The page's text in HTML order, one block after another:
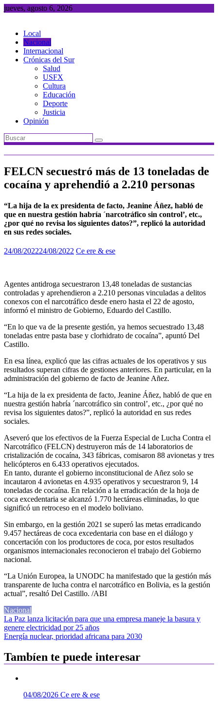
Saltar
jueves, agosto 6, 2026
Local
Nacional
Internacional
Crónicas del Sur
Salud
USFX
Cultura
Educación
Deporte
Justicia
Opinión
FELCN secuestró más de 13 toneladas de
cocaína y aprehendió a 2.210 personas
“La hija de la ex presidenta de facto, Jeanine Áñez, habló de
que en nuestra gestión habría ´narcotráfico sin control’, etc.,
¿por qué no revisa los siguientes datos?”, replicó la autoridad
en sus redes sociales.
24/08/202224/08/2022 Ce ere & ese
Agentes antidroga secuestraron 13,48 toneladas de sustancias
controladas y aprehendieron a 2.210 personas vinculadas a delitos
conexos con el narcotráfico desde enero hasta el 22 de agosto,
informó el ministro de Gobierno, Eduardo del Castillo.
“En lo que va de la presente gestión, ya hemos secuestrado 13,48
toneladas entre pasta base y clorhidrato de cocaína”, apuntó Del
Castillo.
En esa línea, explicó que las cifras actuales de los operativos y sus
resultados superan cifras de gestiones anteriores. En particular, en la
administración del gobierno de facto de Jeanine Añez.
“La hija de la ex presidenta de facto, Jeanine Áñez, habló de que en
nuestra gestión habría ´narcotráfico sin control’, etc., ¿por qué no
revisa los siguientes datos?”, replicó la autoridad en sus redes
sociales.
Aseveró que los efectivos de la Fuerza Especial de Lucha Contra el
Narcotráfico (FELCN) destruyeron más de 14 laboratorios de
cristalización de cocaína, 343 fábricas, comisaron 88 avionetas y tres
helicópteros en 6.433 operativos ejecutados.
En tanto, durante el gobierno inconstitucional de Añez solo se
incautaron 4 avionetas en 4.935 operativos y secuestraron 9, 14
toneladas de cocaína. En relación a la erradicación de la hoja de
coca excedentaria se alcanzó 1.770 hectáreas eliminadas, lo que
significó un retroceso en el modelo boliviano.
Sin embargo, en la gestión 2021 se superó las metas erradicando
9.457 hectáreas de coca excedentaria con base en el diálogo y
concertación con los productores de coca, por estos resultados
organismos internacionales reconocieron el trabajo del Gobierno
nacional.
“La Unión Europea, la UNODC ha manifestado que la gestión más
transparente de lucha contra el narcotráfico en Bolivia, es la gestión
actual”, resaltó Del Castillo. /ABI
Nacional
Navegación
de
La Paz lanza licitación para que una empresa maneje la basura y
genere electricidad por 25 años
Energía nuclear, prioridad africana para 2030
Tambíen te puede interesar
04/08/2026 Ce ere & ese